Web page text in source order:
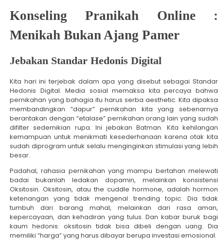
Konseling Pranikah Online :
Menikah Bukan Ajang Pamer
Jebakan Standar Hedonis Digital
Kita hari ini terjebak dalam apa yang disebut sebagai Standar
Hedonis Digital. Media sosial memaksa kita percaya bahwa
pernikahan yang bahagia itu harus serba aesthetic. Kita dipaksa
membandingkan “dapur” pernikahan kita yang sebenarnya
berantakan dengan “etalase” pernikahan orang lain yang sudah
difilter sedemikian rupa. Ini jebakan Batman. Kita kehilangan
kemampuan untuk menikmati kesederhanaan karena otak kita
sudah diprogram untuk selalu menginginkan stimulasi yang lebih
besar.
Padahal, rahasia pernikahan yang mampu bertahan melewati
badai bukanlah ledakan dopamin, melainkan konsistensi
Oksitosin. Oksitosin, atau the cuddle hormone, adalah hormon
ketenangan yang tidak mengenal trending topic. Dia tidak
tumbuh dari barang mahal, melainkan dari rasa aman,
kepercayaan, dan kehadiran yang tulus. Dan kabar buruk bagi
kaum hedonis: oksitosin tidak bisa dibeli dengan uang. Dia
memiliki “harga” yang harus dibayar berupa investasi emosional.